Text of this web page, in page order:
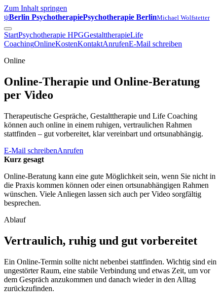
Zum Inhalt springen
ψBerlin PsychotherapiePsychotherapie BerlinMichael Wolfstetter
StartPsychotherapie HPGGestalttherapieLife
CoachingOnlineKostenKontaktAnrufenE-Mail schreiben
Online
Online-Therapie und Online-Beratung
per Video
Therapeutische Gespräche, Gestalttherapie und Life Coaching
können auch online in einem ruhigen, vertraulichen Rahmen
stattfinden – gut vorbereitet, klar vereinbart und ortsunabhängig.
E-Mail schreibenAnrufen
Kurz gesagt
Online-Beratung kann eine gute Möglichkeit sein, wenn Sie nicht in
die Praxis kommen können oder einen ortsunabhängigen Rahmen
wünschen. Viele Anliegen lassen sich auch per Video sorgfältig
besprechen.
Ablauf
Vertraulich, ruhig und gut vorbereitet
Ein Online-Termin sollte nicht nebenbei stattfinden. Wichtig sind ein
ungestörter Raum, eine stabile Verbindung und etwas Zeit, um vor
dem Gespräch anzukommen und danach wieder in den Alltag
zurückzufinden.